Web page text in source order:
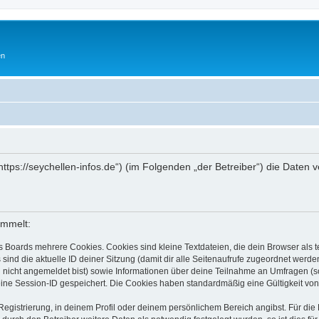
seychellen-infos.de“) (im Folgenden „der Betreiber“) die
mehrere Cookies. Cookies sind kleine Textdateien, die dein Browser
die aktuelle ID deiner Sitzung (damit dir alle Seitenaufrufe zugeordnet
angemeldet bist) sowie Informationen über deine Teilnahme an Umfragen
Session-ID gespeichert. Die Cookies haben standardmäßig eine Gültigkeit
in deinem Profil oder deinem persönlichem Bereich angibst. Für